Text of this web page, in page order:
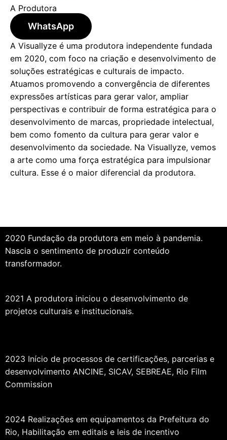
A Produtora
WhatsApp
A Visuallyze é uma produtora independente fundada
em 2020, com foco na criação e desenvolvimento de
soluções estratégicas e culturais de impacto.
Atuamos promovendo a convergência de diferentes
expressões artísticas para gerar valor, ampliar
perspectivas e contribuir de forma estratégica para o
desenvolvimento de marcas, propriedade intelectual,
bem como fomento da cultura para gerar valor e
desenvolvimento da sociedade. Na Visuallyze, vemos
a arte como uma força estratégica para impulsionar
cultura. Esse é o maior diferencial da produtora.
2020 Fundação da produtora em meio à pandemia.
Nascia o sentimento de produzir conteúdo
transformador.
2021 A produtora iniciou o desenvolvimento de
projetos culturais e institucionais.
2023 Início de processos de certificações, parcerias e
desenvolvimento ANCINE, SICAV, SEBREAE, Rio Film
Commission
2024 Realizações em equipamentos da Prefeitura do
Rio, Habilitação em editais e leis de incentivo